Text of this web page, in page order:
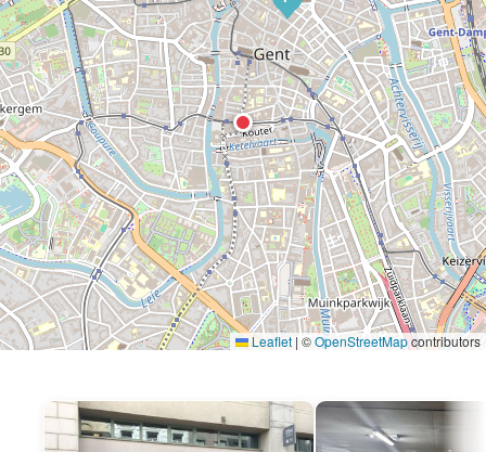
Leaflet | ©OpenStreetMapcontributors